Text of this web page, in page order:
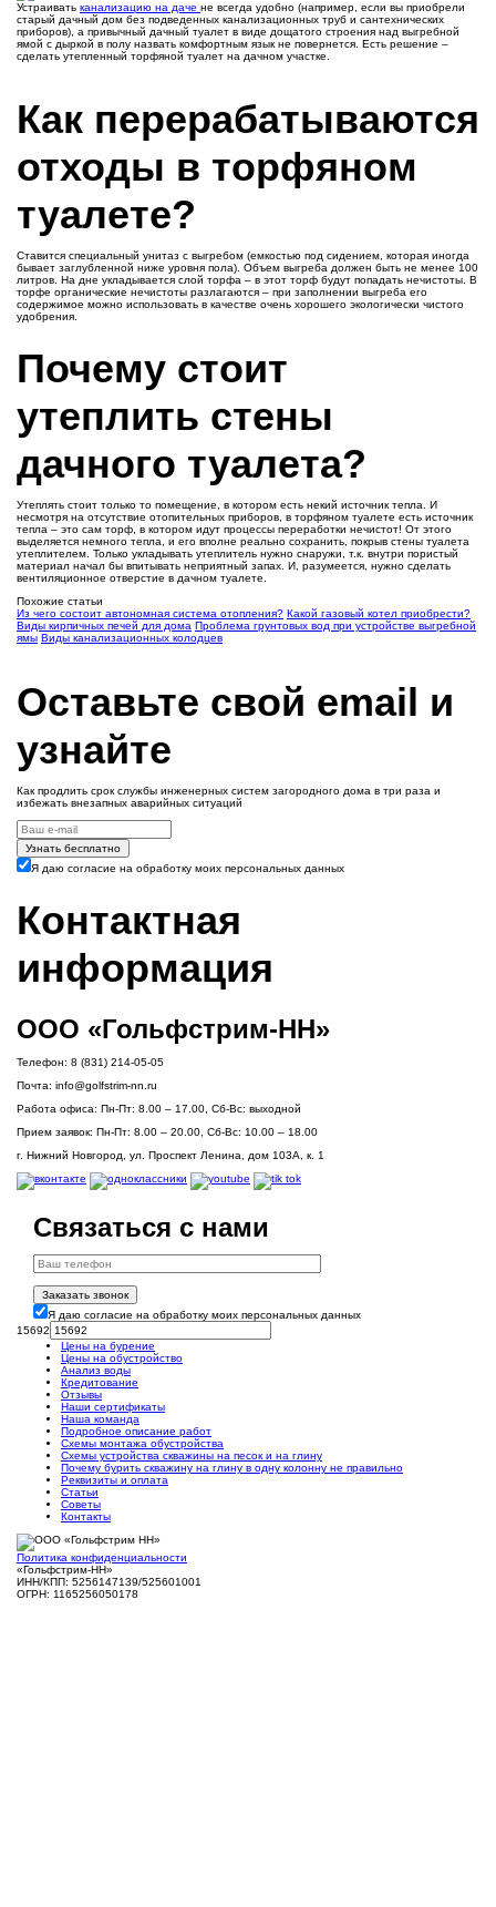
Устраивать канализацию на даче не всегда удобно (например, если вы приобрели
старый дачный дом без подведенных канализационных труб и сантехнических
приборов), а привычный дачный туалет в виде дощатого строения над выгребной
ямой с дыркой в полу назвать комфортным язык не повернется. Есть решение –
сделать утепленный торфяной туалет на дачном участке.
Как перерабатываются
отходы в торфяном
туалете?
Ставится специальный унитаз с выгребом (емкостью под сидением, которая иногда
бывает заглубленной ниже уровня пола). Объем выгреба должен быть не менее 100
литров. На дне укладывается слой торфа – в этот торф будут попадать нечистоты. В
торфе органические нечистоты разлагаются – при заполнении выгреба его
содержимое можно использовать в качестве очень хорошего экологически чистого
удобрения.
Почему стоит
утеплить стены
дачного туалета?
Утеплять стоит только то помещение, в котором есть некий источник тепла. И
несмотря на отсутствие отопительных приборов, в торфяном туалете есть источник
тепла – это сам торф, в котором идут процессы переработки нечистот! От этого
выделяется немного тепла, и его вполне реально сохранить, покрыв стены туалета
утеплителем. Только укладывать утеплитель нужно снаружи, т.к. внутри пористый
материал начал бы впитывать неприятный запах. И, разумеется, нужно сделать
вентиляционное отверстие в дачном туалете.
Похожие статьи
Из чего состоит автономная система отопления? Какой газовый котел приобрести?
Виды кирпичных печей для дома Проблема грунтовых вод при устройстве выгребной
ямы Виды канализационных колодцев
Оставьте свой email и
узнайте
Как продлить срок службы инженерных систем загородного дома в три раза и
избежать внезапных аварийных ситуаций
Узнать бесплатно
Я даю согласие на обработку моих персональных данных
Контактная
информация
ООО «Гольфстрим-НН»
Телефон: 8 (831) 214-05-05
Почта: info@golfstrim-nn.ru
Работа офиса: Пн-Пт: 8.00 – 17.00, Сб-Вс: выходной
Прием заявок: Пн-Пт: 8.00 – 20.00, Сб-Вс: 10.00 – 18.00
г. Нижний Новгород, ул. Проспект Ленина, дом 103А, к. 1
Связаться с нами
Заказать звонок
Я даю согласие на обработку моих персональных данных
15692
Цены на бурение
Цены на обустройство
Анализ воды
Кредитование
Отзывы
Наши сертификаты
Наша команда
Подробное описание работ
Схемы монтажа обустройства
Схемы устройства скважины на песок и на глину
Почему бурить скважину на глину в одну колонну не правильно
Реквизиты и оплата
Статьи
Советы
Контакты
Политика конфиденциальности
«Гольфстрим-НН»
ИНН/КПП: 5256147139/525601001
ОГРН: 1165256050178